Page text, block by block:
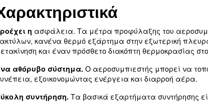
για σκληρές συνθήκες στην Αυστραλία.
τοποθετημένες σε όλες τις συσκευές.
Ελεγκτής αφής.Ο ελεγκτής σάρωσης
απόδοσης της μονάδας αεροσυμπιεστή.
Εικονίδια:Δυνατότητα απομακρυσμένης
4G και αυτόματες ειδοποιήσεις σέρβις